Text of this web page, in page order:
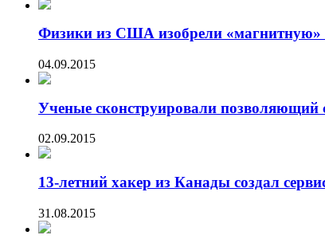
Физики из США изобрели «магнитную»
04.09.2015
Ученые сконструировали позволяющий
02.09.2015
13-летний хакер из Канады создал
31.08.2015